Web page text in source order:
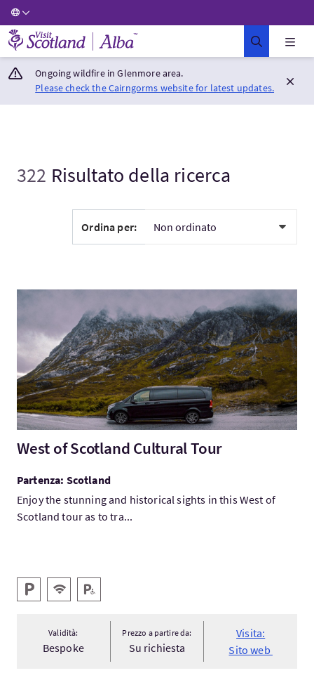
Visit Scotland Home
Ongoing wildfire in Glenmore area.
Please check the Cairngorms website for latest updates.
322 Risultato della ricerca
Ordina per:
West of Scotland Cultural Tour
Partenza: Scotland
Enjoy the stunning and historical sights in this West of
Scotland tour as to tra...
Servizi
ParcheggioWiFi gratisParcheggio per disabili
Validità:
Bespoke
Prezzo a partire da:
Su richiesta
Visita:
Sito web